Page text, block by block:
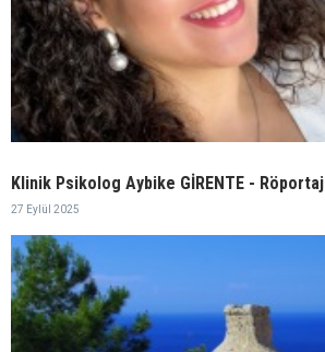
Klinik Psikolog Aybike GİRENTE - Röportaj
27 Eylül 2025